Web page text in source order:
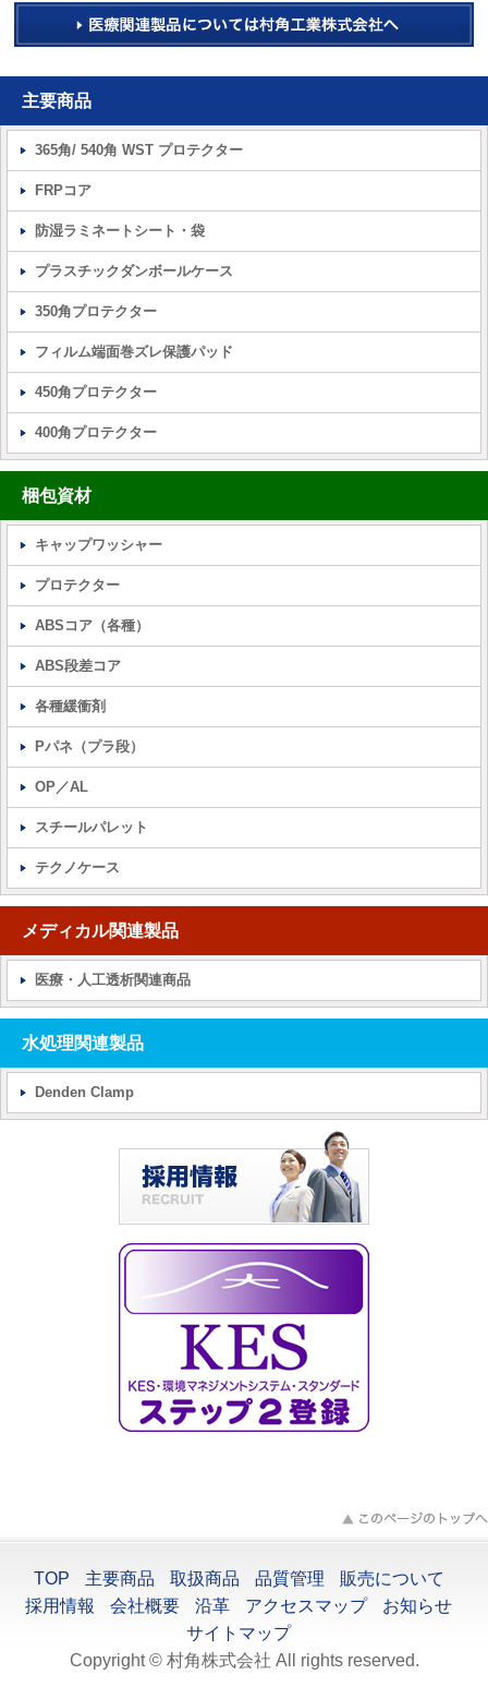
主要商品
365角/ 540角 WST プロテクター
FRPコア
防湿ラミネートシート・袋
プラスチックダンボールケース
350角プロテクター
フィルム端面巻ズレ保護パッド
450角プロテクター
400角プロテクター
梱包資材
キャップワッシャー
プロテクター
ABSコア（各種）
ABS段差コア
各種緩衝剤
Pパネ（プラ段）
OP／AL
スチールパレット
テクノケース
メディカル関連製品
医療・人工透析関連商品
水処理関連製品
Denden Clamp
TOP 主要商品 取扱商品 品質管理
販売について
採用情報
会社概要 沿革 アクセスマップ
お知らせ
サイトマップ
Copyright © 村角株式会社 All rights reserved.